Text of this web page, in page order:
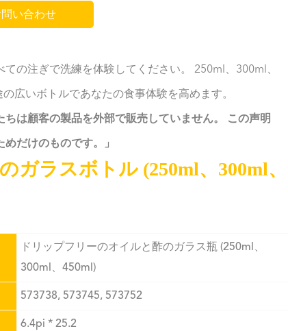
い合わせ
の注ぎで洗練を体験してください。 250ml、300ml、
広いボトルであなたの食事体験を高めます。
は顧客の製品を外部で販売していません。 この声明
だけのものです。」
ラスボトル (250ml、300ml、
ドリップフリーのオイルと酢のガラス瓶 (250ml、
300ml、450ml)
573738, 573745, 573752
6.4pi * 25.2